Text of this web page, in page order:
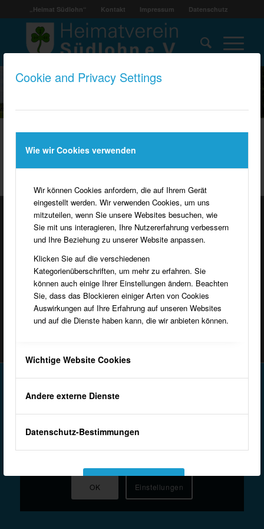
Cookie and Privacy Settings
Wie wir Cookies verwenden
Wir können Cookies anfordern, die auf Ihrem Gerät
eingestellt werden. Wir verwenden Cookies, um uns
mitzuteilen, wenn Sie unsere Websites besuchen, wie
Sie mit uns interagieren, Ihre Nutzererfahrung verbessern
und Ihre Beziehung zu unserer Website anpassen.
Klicken Sie auf die verschiedenen
Kategorienüberschriften, um mehr zu erfahren. Sie
können auch einige Ihrer Einstellungen ändern. Beachten
Sie, dass das Blockieren einiger Arten von Cookies
Auswirkungen auf Ihre Erfahrung auf unseren Websites
und auf die Dienste haben kann, die wir anbieten können.
Wichtige Website Cookies
Andere externe Dienste
Datenschutz-Bestimmungen
„Heimat Südlohn“ Kontakt Impressum Datenschutz
KONTAKT HEIMATVEREIN SÜDLOHN
Heimatverein Südlohn e.V.
Heimatraum im Pfarrheim St. Vitus
Kirchstraße 9
46354 Südlohn
E-Mail:
kontakt@heimatverein-suedlohn.de
© Copyright - Heimatvereine Südlohn
Diese Seite verwendet Cookies. Sie können die Cookies
OK Einstellungen